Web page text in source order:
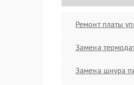
Ремонт платы
Замена
Замена шнура